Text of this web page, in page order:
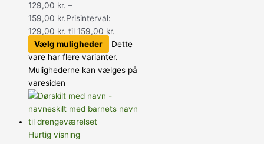
129,00 kr. –
159,00 kr.Prisinterval:
129,00 kr. til 159,00 kr.
Vælg muligheder
Dette
vare har flere varianter.
Mulighederne kan vælges på
varesiden
Hurtig visning